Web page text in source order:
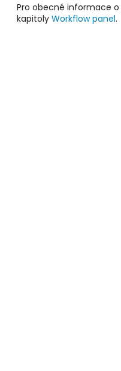
Pro obecné informace
kapitoly Workflow panel.